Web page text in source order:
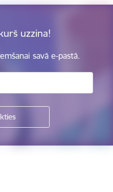
uzzina!
savā e-pastā.